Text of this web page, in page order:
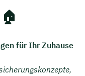
für Ihr Zuhause